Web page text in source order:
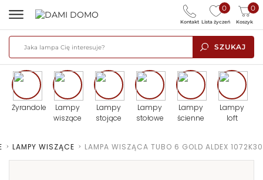
SZUKAJ
0
Lista życzeń
0
Koszyk
Kontakt
Żyrandole
Lampy
wiszące
Lampy
stojące
Lampy
stołowe
Lampy
ścienne
Lampy
loft
> LAMPY WISZĄCE > LAMPA WISZĄCA TUBO 6 GOLD ALDEX 1072K30